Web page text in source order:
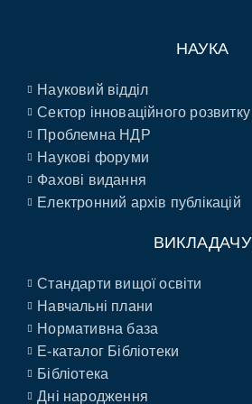
НАУКА
Науковий відділ
Сектор інноваційного розвитку
Проблемна НДР
Наукові форуми
Фахові видання
Електронний архів публікацій
ВИКЛАДАЧУ
Стандарти вищої освіти
Навчальні плани
Нормативна база
E-каталог Бібліотеки
Бібліотека
Дні народження